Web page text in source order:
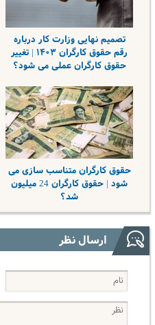
تصمیم نهایی وزارت کار درباره
رقم حقوق کارگران ۱۴۰۳ | تغییر
حقوق کارگران عملی می شود؟
حقوق کارگران متناسب سازی می
شود | حقوق کارگران 24 میلیون
شد؟
ارسال نظر